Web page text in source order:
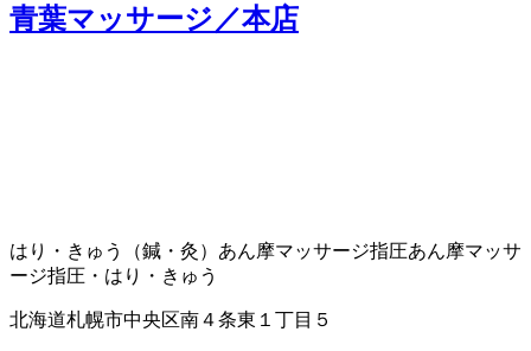
青葉マッサージ／本店
はり・きゅう（鍼・灸） あん摩マッサージ指圧あん摩マッサ
ージ指圧・はり・きゅう
北海道札幌市中央区南４条東１丁目５